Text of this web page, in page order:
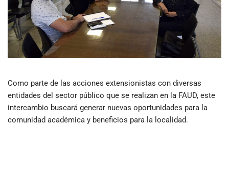
Como parte de las acciones extensionistas con diversas
entidades del sector público que se realizan en la FAUD, este
intercambio buscará generar nuevas oportunidades para la
comunidad académica y beneficios para la localidad.